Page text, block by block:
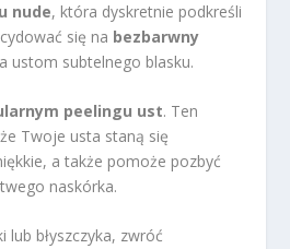
nude, która dyskretnie podkreśli
się na bezbarwny
ustom subtelnego blasku.
peelingu ust. Ten
Twoje usta staną się
a także pomoże pozbyć
naskórka.
lub błyszczyka, zwróć